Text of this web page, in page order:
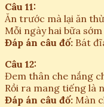
Câu 11:
Ăn trước mà lại ăn
Mỗi ngày hai bữa
Đáp án câu đố: Bát
Câu 12:
Đem thân che nắng
Rồi ra mang tiếng là
Đáp án câu đố: Màn